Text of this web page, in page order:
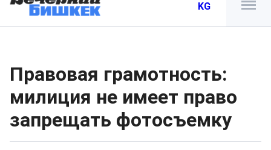
KG
Правовая грамотность:
милиция не имеет право
запрещать фотосъемку